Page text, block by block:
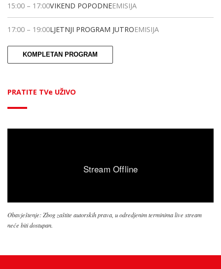
15:00 – 17:00VIKEND POPODNEEMISIJA
17:00 – 19:00LJETNJI PROGRAM JUTROEMISIJA
KOMPLETAN PROGRAM
PRATITE TVe UŽIVO
Obavještenje: Zbog zaštite autorskih prava, u odredjenim terminima live stream
neće biti dostupan.